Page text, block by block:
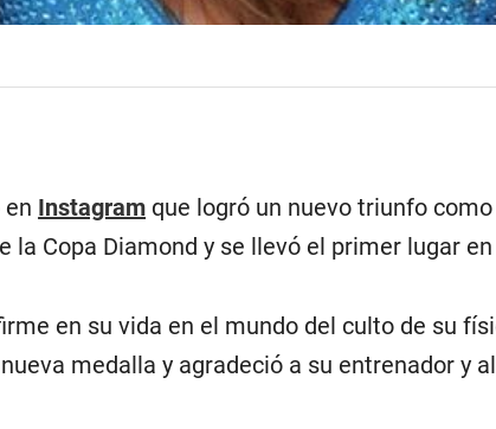
en Instagram que logró un nuevo triunfo
la Copa Diamond y se llevó el primer lugar
en su vida en el mundo del culto de su
medalla y agradeció a su entrenador y